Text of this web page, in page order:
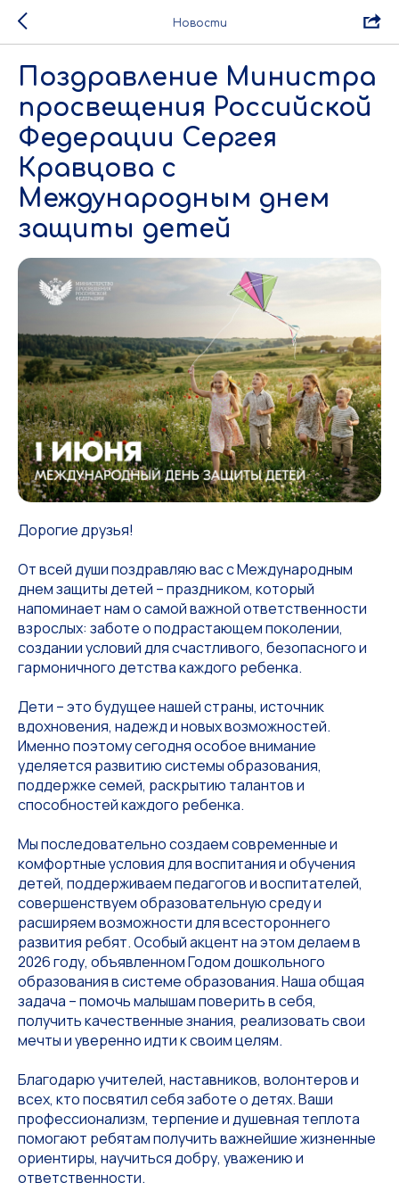
Новости
Поздравление Министра
просвещения Российской
Федерации Сергея
Кравцова с
Международным днем
защиты детей
Дорогие друзья!
От всей души поздравляю вас с Международным
днем защиты детей – праздником, который
напоминает нам о самой важной ответственности
взрослых: заботе о подрастающем поколении,
создании условий для счастливого, безопасного и
гармоничного детства каждого ребенка.
Дети – это будущее нашей страны, источник
вдохновения, надежд и новых возможностей.
Именно поэтому сегодня особое внимание
уделяется развитию системы образования,
поддержке семей, раскрытию талантов и
способностей каждого ребенка.
Мы последовательно создаем современные и
комфортные условия для воспитания и обучения
детей, поддерживаем педагогов и воспитателей,
совершенствуем образовательную среду и
расширяем возможности для всестороннего
развития ребят. Особый акцент на этом делаем в
2026 году, объявленном Годом дошкольного
образования в системе образования. Наша общая
задача – помочь малышам поверить в себя,
получить качественные знания, реализовать свои
мечты и уверенно идти к своим целям.
Благодарю учителей, наставников, волонтеров и
всех, кто посвятил себя заботе о детях. Ваши
профессионализм, терпение и душевная теплота
помогают ребятам получить важнейшие жизненные
ориентиры, научиться добру, уважению и
ответственности.